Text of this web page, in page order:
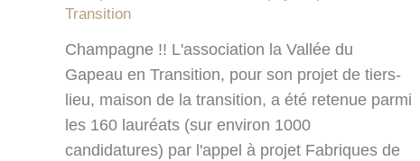
Transition
Champagne !! L'association la Vallée du
Gapeau en Transition, pour son projet de tiers-
lieu, maison de la transition, a été retenue parmi
les 160 lauréats (sur environ 1000
candidatures) par l'appel à projet Fabriques de